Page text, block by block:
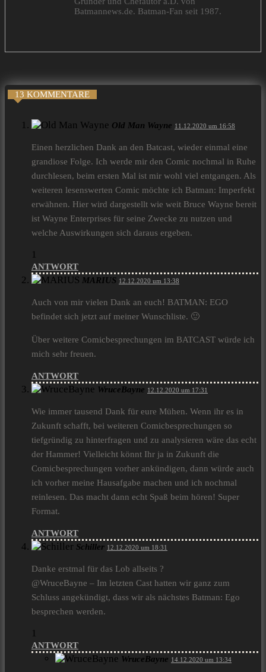
Batmannews.de. Batman-Fan seit 1987.
13 KOMMENTARE
Old Man Wayne 11.12.2020 um 16:58
Einen herzlichen Dank an den Batcast, wieder einmal eine
grandiose Folge. Ich werde mir den Comic nochmal in Ruhe
durchlesen, beim ersten Mal ist mir wohl viel entgangen. Als
weiteren lesenswerten Comic möchte ich Batman: Imperfekt
erwähnen. Hier wird dargestellt wie weit Bruce Wayne bereit
ist Wayne Enterprises für seine Zwecke zu nutzen und
welche Auswirkungen sich daraus ergeben.
1
ANTWORT
MARIUS 12.12.2020 um 13:38
Auch von mir vielen Dank an euch! BATMAN: EGO
befindet sich jetzt auf meiner Wunschliste. 🙂
Über weitere Comicbesprechungen im BATCAST würde ich
mich sehr freuen.
ANTWORT
WruceBayne 12.12.2020 um 17:31
Wie immer tausend Dank für eure Mühen. Wenn ihr es in
Zukunft schafft, bei weiteren Comicbesprechungen so
tiefgründig zu hinterfragen und zu analysieren wäre das echt
der Hammer! Vielleicht könnt Ihr ja in Zukunft die
Comicbesprechungen vorher ankündigen, dann würde auch
ich vorher meine Hausafgabe machen und ich nochmal
reinlesen. Das macht dann echt Spaß beim hören! Super
Format.
ANTWORT
Schiller 12.12.2020 um 18:31
Danke erstmal für das Lob allseits ?
@WruceBayne – Im letzten Cast hatten wir ganz zum
Schluss angekündigt, dass wir als nächstes Batman: Ego
besprechen werden.
1
ANTWORT
WruceBayne 14.12.2020 um 13:34